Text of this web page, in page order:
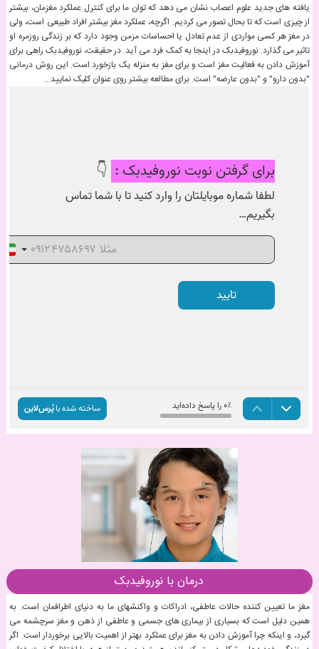
یافته های جدید علوم اعصاب نشان می دهد که توان ما برای کنترل عملکرد مغزمان، بیشتر
از چیزی است که تا بحال تصور می کردیم. اگرچه، عملکرد مغز بیشتر افراد طبیعی است، ولی
در مغز هر کسی مواردی از عدم تعادل یا احساسات مزمن وجود دارد که بر زندگی روزمره او
تاثیر می گذارد. نوروفیدبک در اینجا به کمک فرد می آید. در حقیقت، نوروفیدبک راهی برای
آموزش دادن به فعالیت مغز است و برای مغز به منزله یک بازخورد است. این روش درمانی
"بدون دارو" و "بدون عارضه" است. برای مطالعه بیشتر روی عنوان کلیک نمایید...
درمان با نوروفیدبک
مغز ما تعیین کننده حالات عاطفی، ادراکات و واکنشهای ما به دنیای اطرافمان است. به
همین دلیل است که بسیاری از بیماری های جسمی و عاطفی از ذهن و مغز سرچشمه می
گیرد، و اینکه چرا آموزش دادن به مغز برای عملکرد بهتر از اهمیت بالایی برخوردار است. اگر